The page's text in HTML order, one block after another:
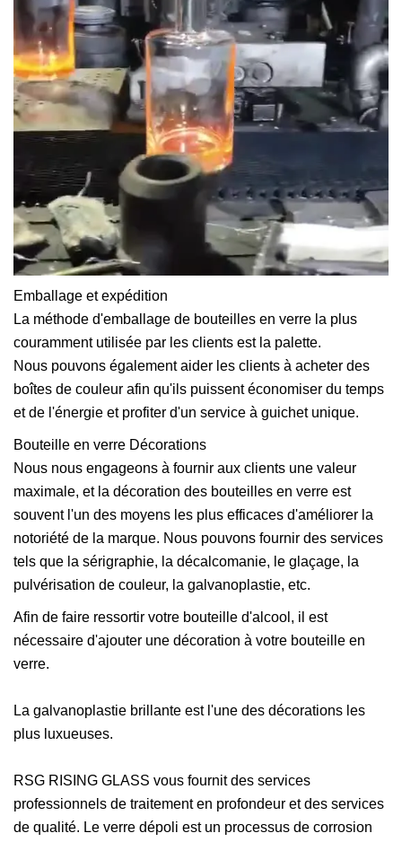
Emballage et expédition
La méthode d'emballage de bouteilles en verre la plus
couramment utilisée par les clients est la palette.
Nous pouvons également aider les clients à acheter des
boîtes de couleur afin qu'ils puissent économiser du temps
et de l'énergie et profiter d'un service à guichet unique.
Bouteille en verre Décorations
Nous nous engageons à fournir aux clients une valeur
maximale, et la décoration des bouteilles en verre est
souvent l'un des moyens les plus efficaces d'améliorer la
notoriété de la marque. Nous pouvons fournir des services
tels que la sérigraphie, la décalcomanie, le glaçage, la
pulvérisation de couleur, la galvanoplastie, etc.
Afin de faire ressortir votre bouteille d'alcool, il est
nécessaire d'ajouter une décoration à votre bouteille en
verre.
La galvanoplastie brillante est l'une des décorations les
plus luxueuses.
RSG RISING GLASS vous fournit des services
professionnels de traitement en profondeur et des services
de qualité. Le verre dépoli est un processus de corrosion